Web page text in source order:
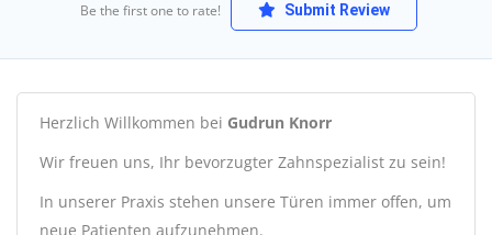
Be the first one to rate! Submit Review
Herzlich Willkommen bei Gudrun Knorr
Wir freuen uns, Ihr bevorzugter Zahnspezialist zu sein!
In unserer Praxis stehen unsere Türen immer offen, um
neue Patienten aufzunehmen.